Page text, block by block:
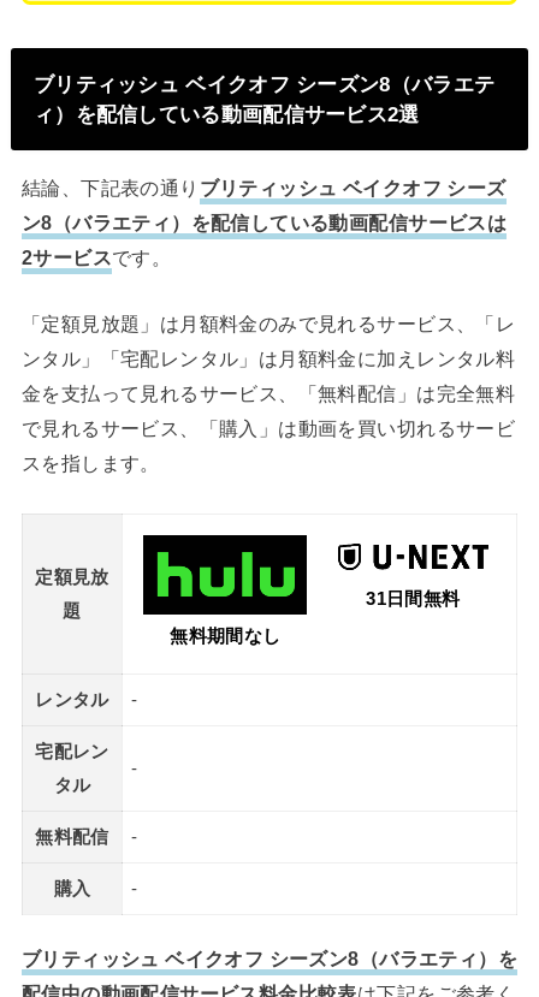
ブリティッシュ ベイクオフ シーズン8（バラエテ
ィ）を配信している動画配信サービス2選
結論、下記表の通り ブリティッシュ ベイクオフ シーズ
ン8（バラエティ）を配信している動画配信サービスは
2サービスです。
「定額見放題」は月額料金のみで見れるサービス、「レ
ンタル」「宅配レンタル」は月額料金に加えレンタル料
金を支払って見れるサービス、「無料配信」は完全無料
で見れるサービス、「購入」は動画を買い切れるサービ
スを指します。
定額見放
題
無料期間なし
31日間無料
レンタル -
宅配レン
タル
-
無料配信 -
購入 -
ブリティッシュ ベイクオフ シーズン8（バラエティ）を